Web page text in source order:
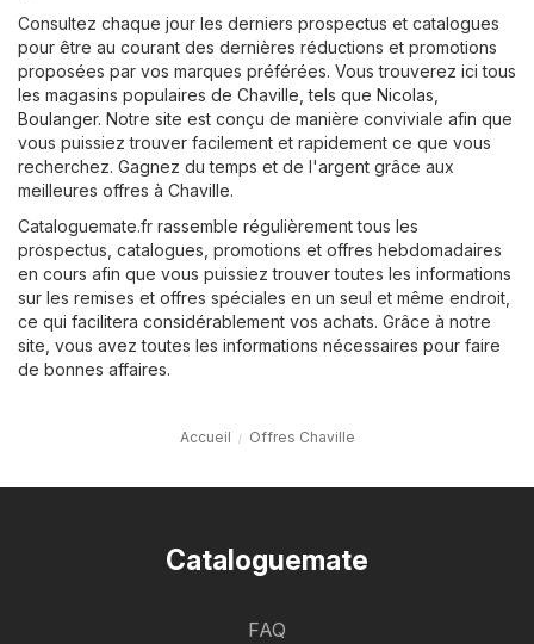
Consultez chaque jour les derniers prospectus et catalogues
pour être au courant des dernières réductions et promotions
proposées par vos marques préférées. Vous trouverez ici tous
les magasins populaires de Chaville, tels que Nicolas
Boulanger. Notre site est conçu de manière conviviale afin que
vous puissiez trouver facilement et rapidement ce que vous
recherchez. Gagnez du temps et de l'argent grâce aux
meilleures offres à Chaville.
Cataloguemate.fr rassemble régulièrement tous les
prospectus, catalogues, promotions et offres hebdomadaires
en cours afin que vous puissiez trouver toutes les informations
sur les remises et offres spéciales en un seul et même endroit,
ce qui facilitera considérablement vos achats. Grâce à notre
site, vous avez toutes les informations nécessaires pour faire
de bonnes affaires.
Accueil Offres Chaville
Cataloguemate
FAQ